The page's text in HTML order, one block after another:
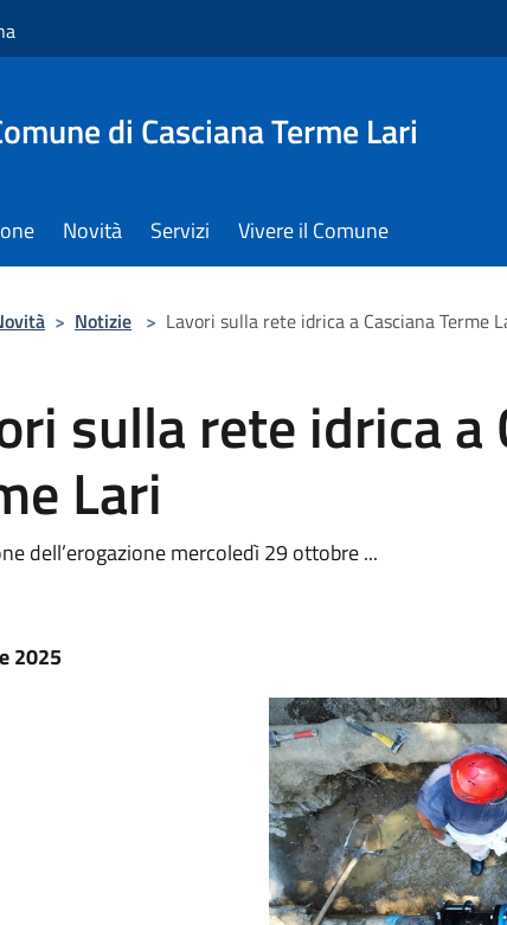
di Casciana Terme Lari
Novità Servizi Vivere il Comune
> Notizie > Lavori sulla rete idrica a Casciana Terme
sulla rete idrica a
Lari
dell’erogazione mercoledì 29 ottobre ...
2025